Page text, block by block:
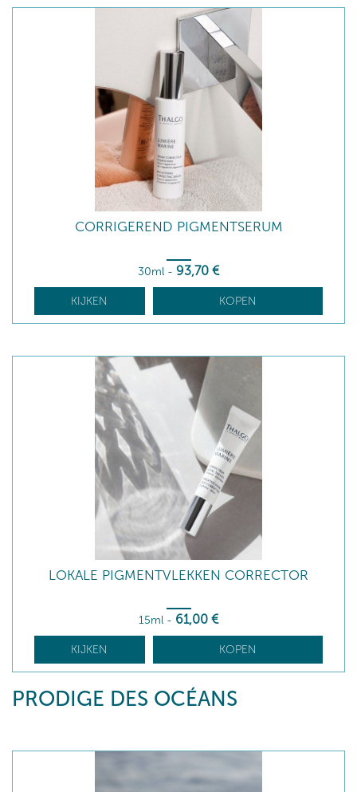
CORRIGEREND PIGMENTSERUM
30ml - 93,70 €
KIJKEN KOPEN
LOKALE PIGMENTVLEKKEN CORRECTOR
15ml - 61,00 €
KIJKEN KOPEN
PRODIGE DES OCÉANS